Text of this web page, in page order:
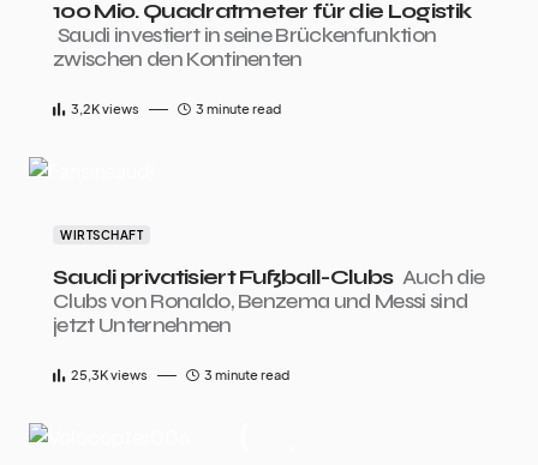
100 Mio. Quadratmeter für die Logistik
Saudi investiert in seine Brückenfunktion
zwischen den Kontinenten
3,2Kviews 3 minute read
WIRTSCHAFT
Saudi privatisiert Fußball-Clubs Auch die
Clubs von Ronaldo, Benzema und Messi sind
jetzt Unternehmen
25,3Kviews 3 minute read